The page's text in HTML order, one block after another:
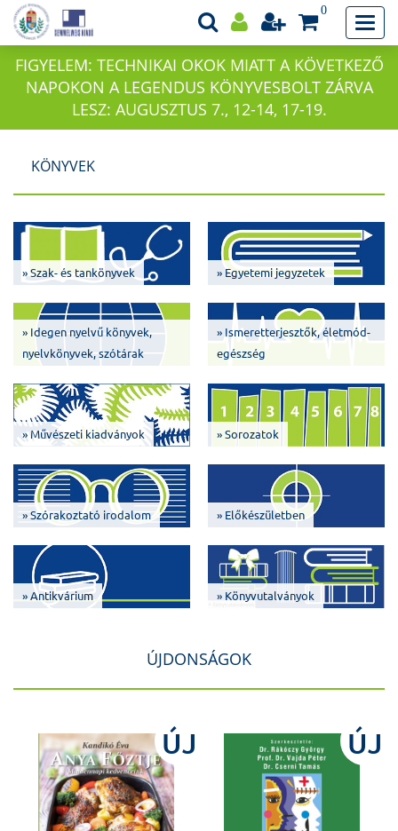
0
FIGYELEM: TECHNIKAI OKOK MIATT A KÖVETKEZŐ
NAPOKON A LEGENDUS KÖNYVESBOLT ZÁRVA
LESZ: AUGUSZTUS 7., 12-14, 17-19.
KÖNYVEK
» Szak- és tankönyvek » Egyetemi jegyzetek
» Idegen nyelvű könyvek,
nyelvkönyvek, szótárak
» Ismeretterjesztők, életmód-
egészség
» Művészeti kiadványok » Sorozatok
» Szórakoztató irodalom » Előkészületben
» Antikvárium » Könyvutalványok
ÚJDONSÁGOK
ÚJ ÚJ